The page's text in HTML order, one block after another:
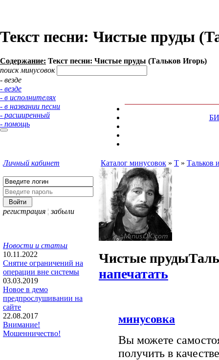
Текст песни: Чистые пруды
Содержание: Текст песни: Чистые пруды (Тальков Игорь)
поиск минусовок
- везде
- везде
- в исполнителях
- в названии песни
- расширенный
- помощь
Личный кабинет
регистрация ¦ забыли
Новости и статьи
10.11.2022
Снятие ограничений на
операции вне системы
03.03.2019
Новое в демо
предпрослушивании на
сайте
22.08.2017
Внимание!
Мошенничество!
Каталог минусовок » Т » Тальков
Чистые пруды
напечатать
минусовка
Вы можете
получить в